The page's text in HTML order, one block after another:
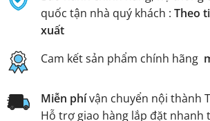
quốc tận nhà quý khách : Theo
xuất
Cam kết sản phẩm chính hãng
Miễn phívận chuyển nội thành
Hỗ trợ giao hàng lắp đặt nhanh